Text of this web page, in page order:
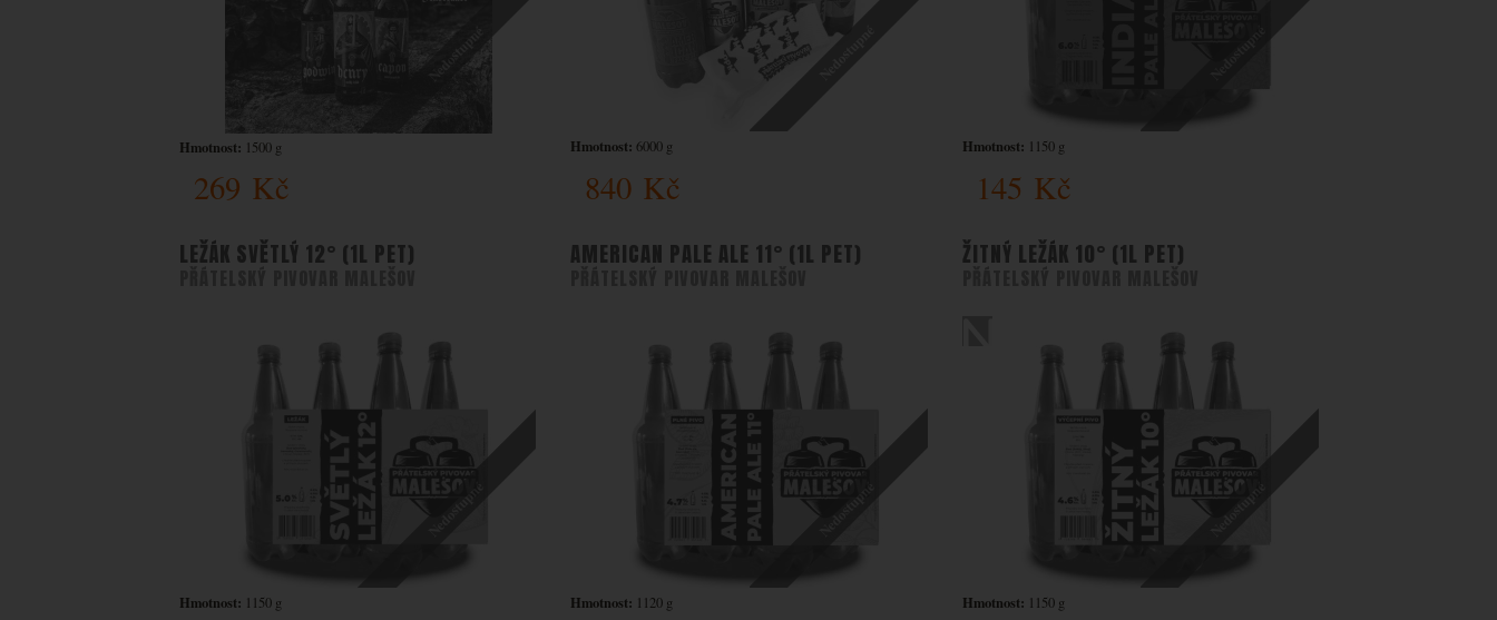
Nedostupné
269 Kč
Hmotnost: 1500 g
Nedostupné
840 Kč
Hmotnost: 6000 g
145 Kč
Hmotnost: 1150 g
LEŽÁK SVĚTLÝ 12° (1L PET)
Nedostupné
Hmotnost: 1150 g
AMERICAN PALE ALE 11° (1L PET)
Nedostupné
Hmotnost: 1120 g
ŽITNÝ LEŽÁK 10° (1L PET)
Nedostupné
Hmotnost: 1150 g